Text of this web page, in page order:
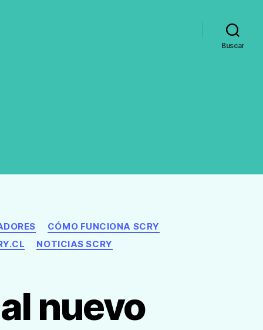
Buscar
CÓMO FUNCIONA SCRY
NOTICIAS SCRY
nuevo